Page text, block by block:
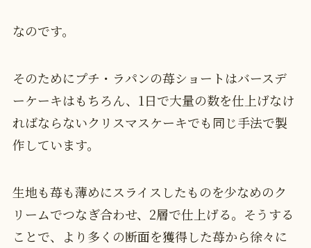
なのです。
そのためにプチ・ラパンの苺ショートはバースデ
ーケーキはもちろん、1日で大量の数を仕上げなけ
ればならないクリスマスケーキでも同じ手法で製
作しています。
生地も苺も薄めにスライスしたものを少なめのク
リームでつなぎ合わせ、2層で仕上げる。そうする
ことで、より多くの断面を獲得した苺から徐々に